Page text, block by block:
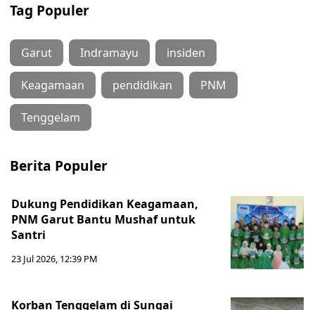
Tag Populer
Garut Indramayu insiden
Keagamaan pendidikan PNM
Tenggelam
Berita Populer
Dukung Pendidikan Keagamaan,
PNM Garut Bantu Mushaf untuk
Santri
23 Jul 2026, 12:39 PM
Korban Tenggelam di Sungai